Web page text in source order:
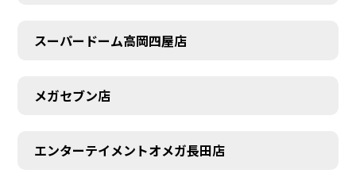
スーパードーム高岡四屋店
メガセブン店
エンターテイメントオメガ長田店